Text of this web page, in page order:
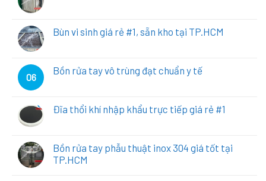
Bùn vi sinh giá rẻ #1, sẵn kho tại TP.HCM
06
Bồn rửa tay vô trùng đạt chuẩn y tế
Đĩa thổi khí nhập khẩu trực tiếp giá rẻ #1
Bồn rửa tay phẫu thuật inox 304 giá tốt tại
TP.HCM